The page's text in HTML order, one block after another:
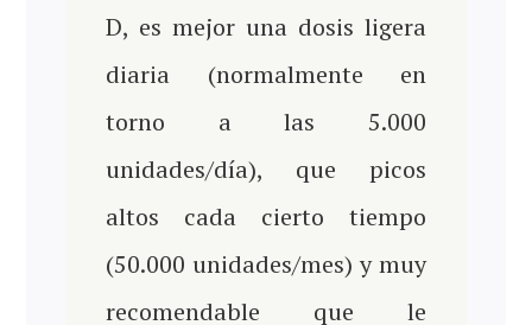
D, es mejor una dosis ligera
diaria (normalmente en
torno a las 5.000
unidades/día), que picos
altos cada cierto tiempo
(50.000 unidades/mes) y muy
recomendable que le